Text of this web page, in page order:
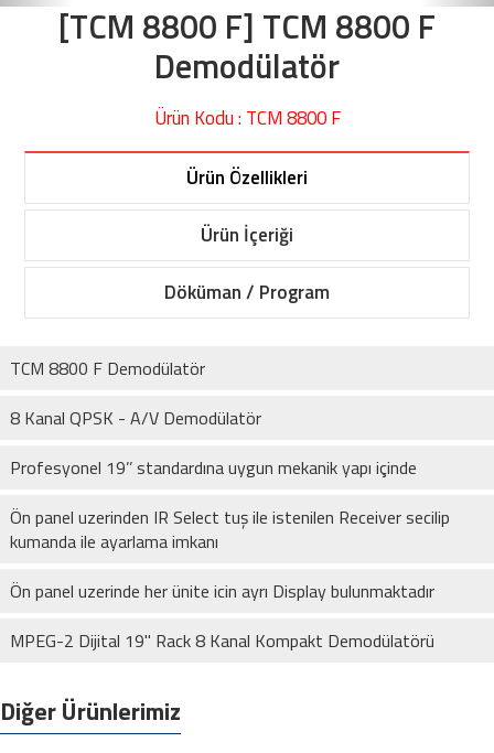
[TCM 8800 F] TCM 8800 F
Demodülatör
Ürün Kodu : TCM 8800 F
Ürün Özellikleri
Ürün İçeriği
Döküman / Program
TCM 8800 F Demodülatör
8 Kanal QPSK - A/V Demodülatör
Profesyonel 19’’ standardına uygun mekanik yapı içinde
Ön panel uzerinden IR Select tuş ile istenilen Receiver secilip
kumanda ile ayarlama imkanı
Ön panel uzerinde her ünite icin ayrı Display bulunmaktadır
MPEG-2 Dijital 19" Rack 8 Kanal Kompakt Demodülatörü
Diğer Ürünlerimiz